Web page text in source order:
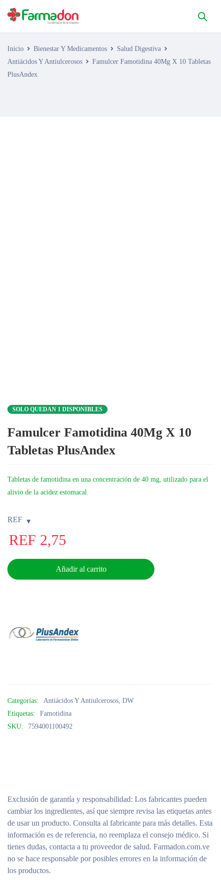
Inicio Bienestar Y Medicamentos
Salud Digestiva
Antiácidos Y Antiulcerosos
Famulcer Famotidina 40Mg X 10 Tabletas
PlusAndex
SOLO QUEDAN 1 DISPONIBLES
Famulcer Famotidina 40Mg X 10
Tabletas PlusAndex
Tabletas de famotidina en una concentración de 40 mg, utilizado para el
alivio de la acidez estomacal.
REF
REF 2,75
Añadir al carrito
Categorías: Antiácidos Y Antiulcerosos DW
Etiquetas:
Famotidina
SKU:
7594001100492
Exclusión de garantía y responsabilidad: Los fabricantes pueden
cambiar los ingredientes, así que siempre revisa las etiquetas antes
de usar un producto. Consulta al fabricante para más detalles. Esta
información es de referencia, no reemplaza el consejo médico. Si
tienes dudas, contacta a tu proveedor de salud. Farmadon.com.ve
no se hace responsable por posibles errores en la información de
los productos.